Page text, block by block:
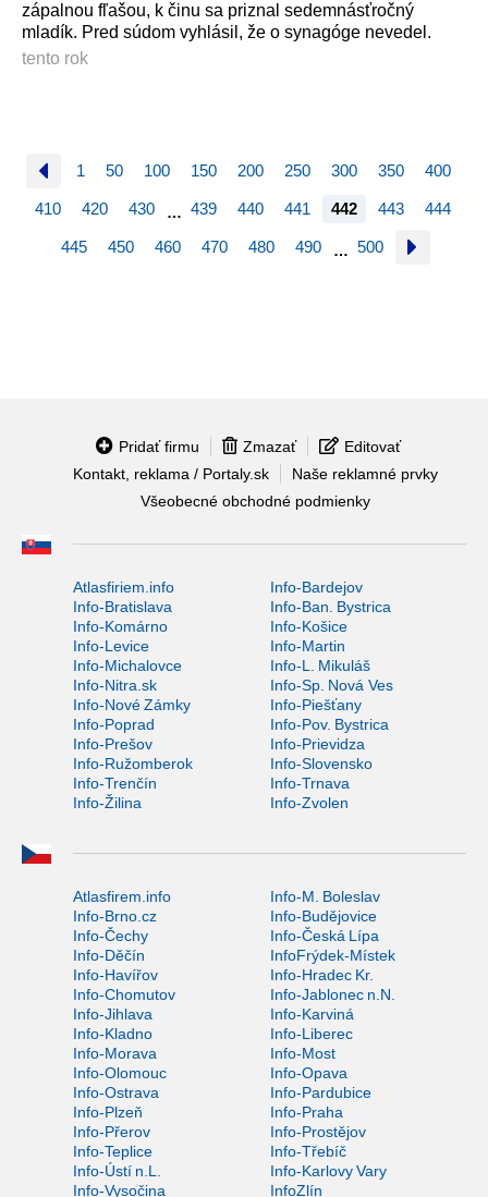
zápalnou fľašou, k činu sa priznal sedemnásťročný
mladík. Pred súdom vyhlásil, že o synagóge nevedel.
tento rok
1 50 100 150 200 250 300 350 400
410 420 430 … 439 440 441 442 443 444
445 450 460 470 480 490 … 500
Pridať firmu Zmazať
Editovať
Kontakt, reklama / Portaly.sk
Naše reklamné prvky
Všeobecné obchodné podmienky
Atlasfiriem.info
Info-Bardejov
Info-Bratislava
Info-Ban. Bystrica
Info-Komárno
Info-Košice
Info-Levice
Info-Martin
Info-Michalovce
Info-L. Mikuláš
Info-Nitra.sk
Info-Sp. Nová Ves
Info-Nové Zámky
Info-Piešťany
Info-Poprad
Info-Pov. Bystrica
Info-Prešov
Info-Prievidza
Info-Ružomberok
Info-Slovensko
Info-Trenčín
Info-Trnava
Info-Žilina
Info-Zvolen
Atlasfirem.info
Info-M. Boleslav
Info-Brno.cz
Info-Budějovice
Info-Čechy
Info-Česká Lípa
Info-Děčín
InfoFrýdek-Místek
Info-Havířov
Info-Hradec Kr.
Info-Chomutov
Info-Jablonec n.N.
Info-Jihlava
Info-Karviná
Info-Kladno
Info-Liberec
Info-Morava
Info-Most
Info-Olomouc
Info-Opava
Info-Ostrava
Info-Pardubice
Info-Plzeň
Info-Praha
Info-Přerov
Info-Prostějov
Info-Teplice
Info-Třebíč
Info-Ústí n.L.
Info-Karlovy Vary
Info-Vysočina
InfoZlín